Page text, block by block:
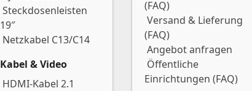
Steckdosenleisten
19″
Netzkabel C13/C14
Kabel & Video
HDMI-Kabel 2.1
(FAQ)
Versand & Lieferung
(FAQ)
Angebot anfragen
Öffentliche
Einrichtungen (FAQ)